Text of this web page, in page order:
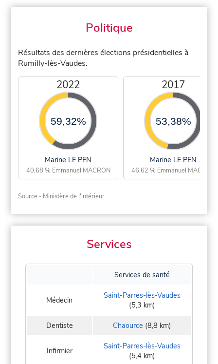
Politique
Résultats des dernières élections présidentielles à
Rumilly-lès-Vaudes.
2022
59,32%
Marine LE PEN
40,68 % Emmanuel MACRON
2017
53,38%
Marine LE PEN
46,62 % Emmanuel MACRON
Source - Ministère de l'intérieur
Services
Services de santé
Médecin
Saint-Parres-lès-Vaudes
(5,3 km)
Dentiste Chaource (8,8 km)
Infirmier
Saint-Parres-lès-Vaudes
(5,4 km)